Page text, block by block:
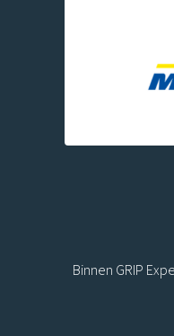
Binnen GRIP